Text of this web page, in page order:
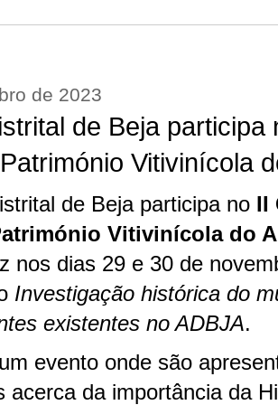
de 2023
de Beja participa
Vitivinícola
de Beja participa no II
Vitivinícola do
nos dias 29 e 30 de
Investigação histórica do
existentes no ADBJA.
evento onde são
acerca da importância da